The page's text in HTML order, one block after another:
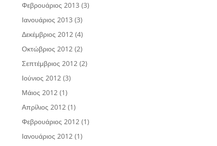
Φεβρουάριος 2013 (3)
Ιανουάριος 2013 (3)
Δεκέμβριος 2012(4)
Οκτώβριος 2012(2)
Σεπτέμβριος 2012(2)
Ιούνιος 2012(3)
Μάιος 2012(1)
Απρίλιος 2012(1)
Φεβρουάριος 2012(1)
Ιανουάριος 2012(1)